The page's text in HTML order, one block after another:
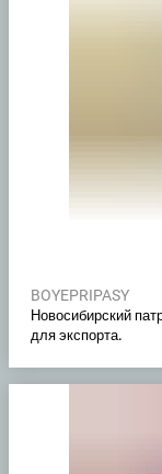
BOYEPRIPASY
Новосибирский
для экспорта.